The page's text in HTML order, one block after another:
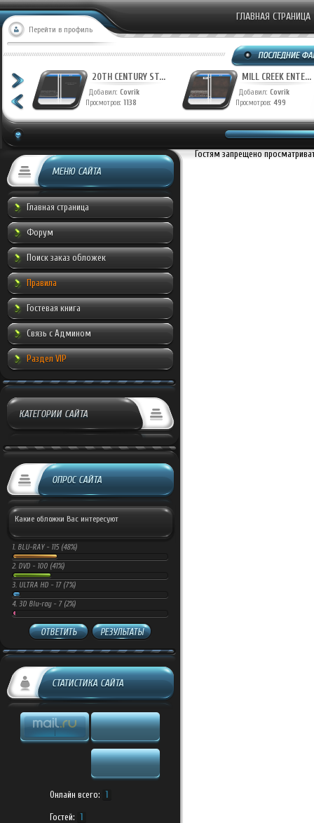
Перейти в профиль
ГЛАВНАЯ СТРАНИЦА
20TH CENTURY ST...
Добавил: Covrik
Просмотров: 1138
MILL CREEK ENTE...
Добавил: Covrik
Просмотров: 499
МЕНЮ САЙТА
Главная страница
Форум
Поиск заказ обложек
Правила
Гостевая книга
Связь с Админом
Раздел VIP
КАТЕГОРИИ САЙТА
ОПРОС САЙТА
Какие обложки Вас интересуют
1. BLU-RAY - 115 (48%)
2. DVD - 100 (41%)
3. ULTRA HD - 17 (7%)
4. 3D Blu-ray - 7 (2%)
ОТВЕТИТЬ РЕЗУЛЬТАТЫ
СТАТИСТИКА САЙТА
Онлайн всего: 1
Гостей: 1
Гостям запрещено